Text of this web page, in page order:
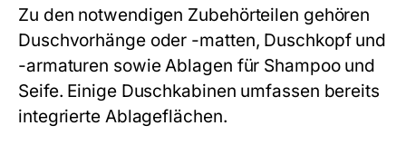
Zu den notwendigen Zubehörteilen gehören
Duschvorhänge oder -matten, Duschkopf und
-armaturen sowie Ablagen für Shampoo und
Seife. Einige Duschkabinen umfassen bereits
integrierte Ablageflächen.